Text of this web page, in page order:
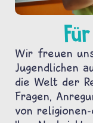
Wir freuen
Jugendlichen
die Welt der
Fragen,
von